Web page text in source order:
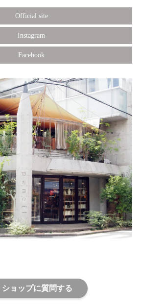
Official site
Instagram
Facebook
ショップに質問する